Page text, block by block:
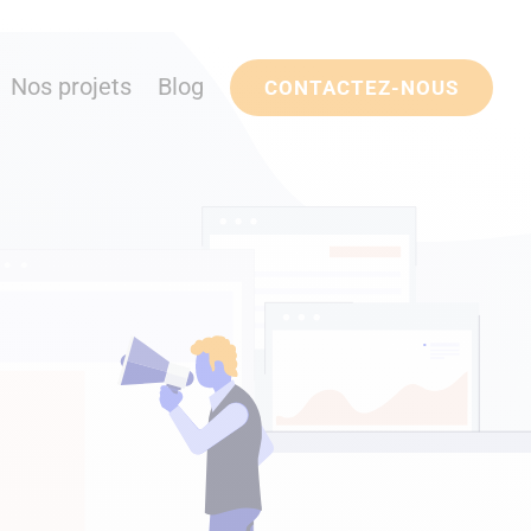
Nos projets Blog CONTACTEZ-NOUS